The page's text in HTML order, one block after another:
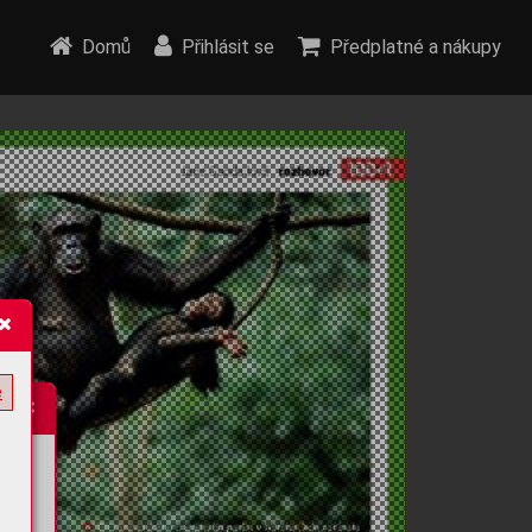
Domů Přihlásit se Předplatné a nákupy